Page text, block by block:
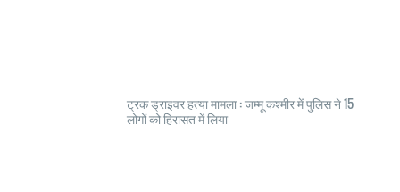
ट्रक ड्राइवर हत्या मामला : जम्मू कश्मीर में पुलिस ने 15
लोगों को हिरासत में लिया